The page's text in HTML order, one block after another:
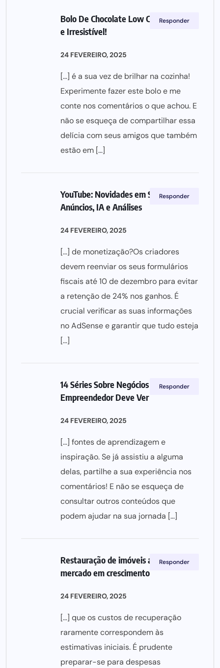
Bolo De Chocolate Low Carb: Fofinho
e Irresistível!
24 FEVEREIRO, 2025
[…] é a sua vez de brilhar na cozinha!
Experimente fazer este bolo e me
conte nos comentários o que achou. E
não se esqueça de compartilhar essa
delícia com seus amigos que também
estão em […]
Responder
YouTube: Novidades em Shorts,
Anúncios, IA e Análises
24 FEVEREIRO, 2025
[…] de monetização?Os criadores
devem reenviar os seus formulários
fiscais até 10 de dezembro para evitar
a retenção de 24% nos ganhos. É
crucial verificar as suas informações
no AdSense e garantir que tudo esteja
[…]
Responder
14 Séries Sobre Negócios Que Todo
Empreendedor Deve Ver
24 FEVEREIRO, 2025
[…] fontes de aprendizagem e
inspiração. Se já assistiu a alguma
delas, partilhe a sua experiência nos
comentários! E não se esqueça de
consultar outros conteúdos que
podem ajudar na sua jornada […]
Responder
Restauração de imóveis antigos:
mercado em crescimento
24 FEVEREIRO, 2025
[…] que os custos de recuperação
raramente correspondem às
estimativas iniciais. É prudente
preparar-se para despesas
Responder